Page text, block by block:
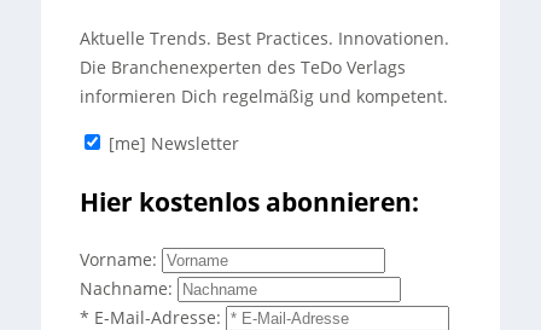
Aktuelle Trends. Best Practices. Innovationen.
Die Branchenexperten des TeDo Verlags
informieren Dich regelmäßig und kompetent.
[me] Newsletter
Hier kostenlos abonnieren:
Vorname:
Nachname:
* E-Mail-Adresse: